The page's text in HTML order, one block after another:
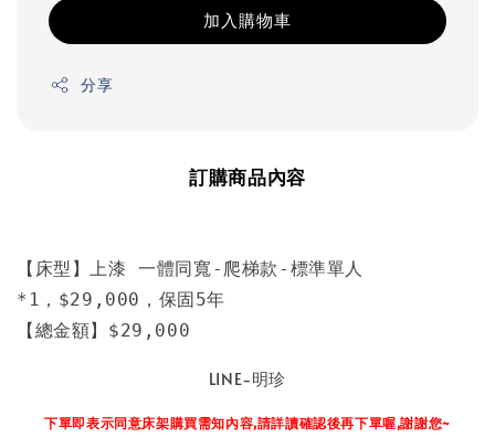
加入購物車
分享
訂購商品內容
【床型】上漆 一體同寬-爬梯款 -標準單人
*1， $29,000，保固5年
【總金額】 $29,000
LINE-明珍
下單即表示同意床架購買需知內容,請詳讀確認後再下單喔,謝謝您~